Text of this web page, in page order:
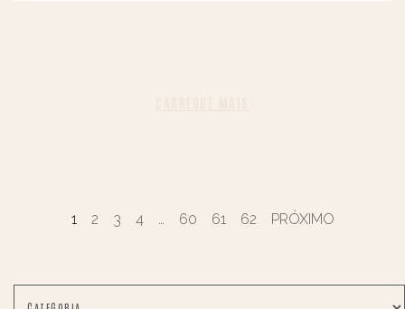
1 2 3 4 … 60 61 62 PRÓXIMO